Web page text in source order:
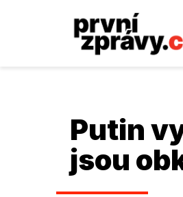
Putin
jsou